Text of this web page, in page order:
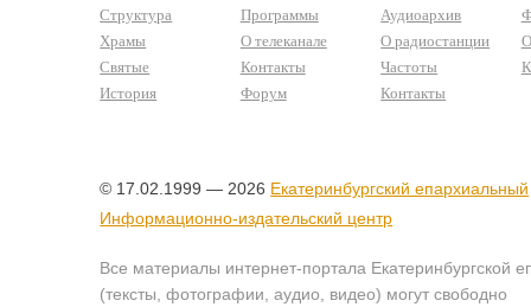
Структура
Храмы
Святые
История
Программы
О телеканале
Контакты
Форум
Аудиоархив
О радиостанции
Частоты
Контакты
© 17.02.1999 — 2026 Екатеринбургский епархиальный
Информационно-издательский центр
Все материалы интернет-портала Екатеринбургской
(тексты, фотографии, аудио, видео) могут свободно